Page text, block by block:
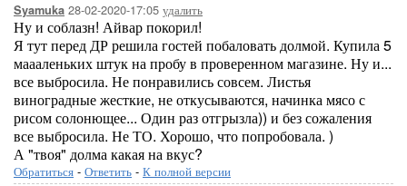
Syamuka 28-02-2020-17:05 удалить
Ну и соблазн! Айвар покорил!
Я тут перед ДР решила гостей побаловать долмой. Купила 5
маааленьких штук на пробу в проверенном магазине. Ну и...
все выбросила. Не понравились совсем. Листья
виноградные жесткие, не откусываются, начинка мясо с
рисом солонющее... Один раз отгрызла)) и без сожаления
все выбросила. Не ТО. Хорошо, что попробовала. )
А "твоя" долма какая на вкус?
Обратиться - Ответить - К полной версии